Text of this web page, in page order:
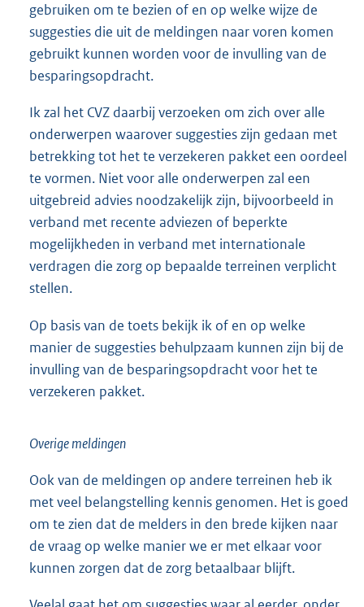
gebruiken om te bezien of en op welke wijze de
suggesties die uit de meldingen naar voren komen
gebruikt kunnen worden voor de invulling van de
besparingsopdracht.
Ik zal het CVZ daarbij verzoeken om zich over alle
onderwerpen waarover suggesties zijn gedaan met
betrekking tot het te verzekeren pakket een oordeel
te vormen. Niet voor alle onderwerpen zal een
uitgebreid advies noodzakelijk zijn, bijvoorbeeld in
verband met recente adviezen of beperkte
mogelijkheden in verband met internationale
verdragen die zorg op bepaalde terreinen verplicht
stellen.
Op basis van de toets bekijk ik of en op welke
manier de suggesties behulpzaam kunnen zijn bij de
invulling van de besparingsopdracht voor het te
verzekeren pakket.
Overige meldingen
Ook van de meldingen op andere terreinen heb ik
met veel belangstelling kennis genomen. Het is goed
om te zien dat de melders in den brede kijken naar
de vraag op welke manier we er met elkaar voor
kunnen zorgen dat de zorg betaalbaar blijft.